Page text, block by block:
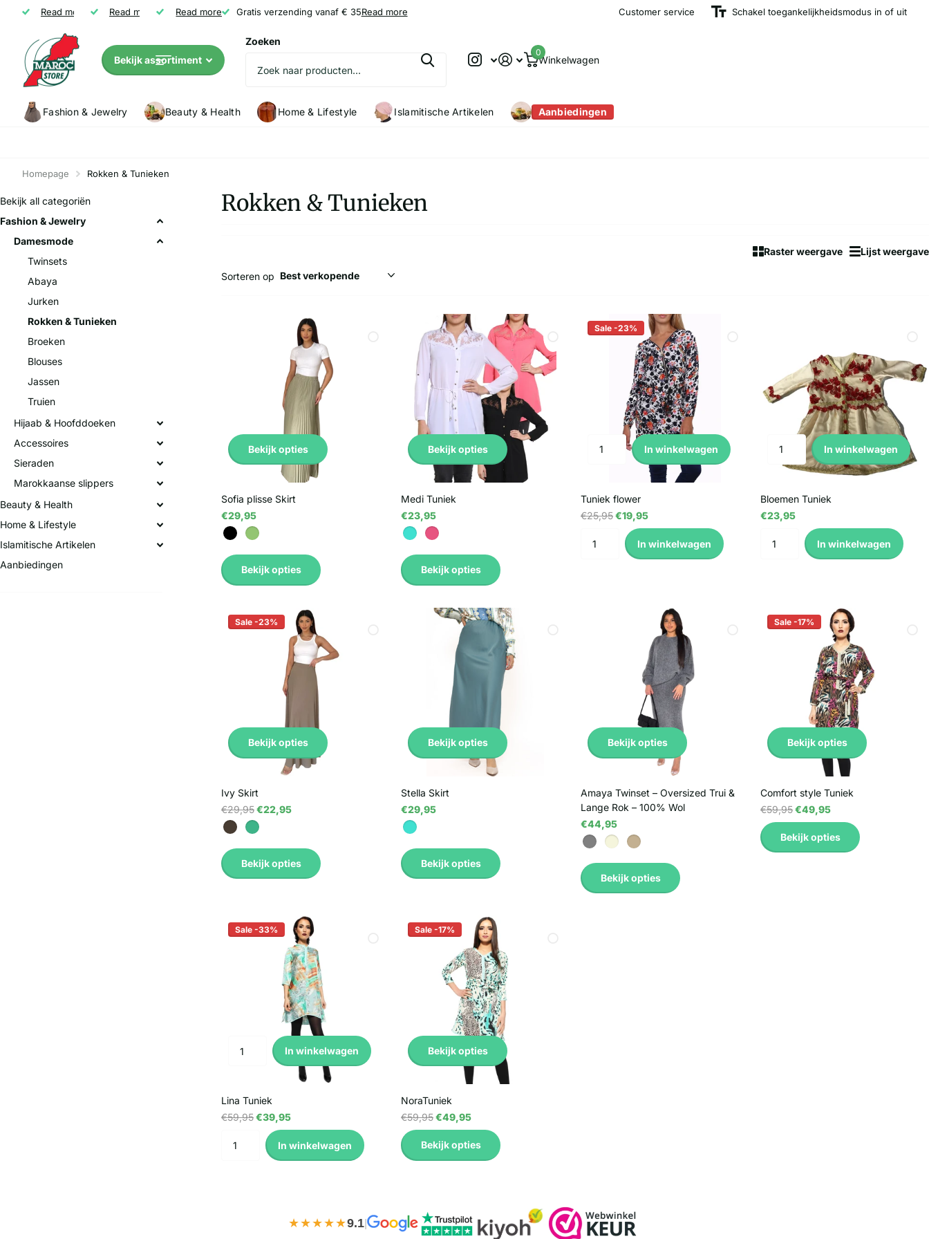
Gratis verzending vanaf € 35
Read more Niet tevreden? Geld terug
Read more Klanten (5147) geven Marocstore een 9.2 /10
Read more 9.2
Gratis verzending vanaf € 35Read more Customer service Schakel toegankelijkheidsmodus in of uit
Bekijk assortiment
Zoeken
Winkelwagen
0
Fashion & Jewelry Beauty & Health Home & Lifestyle Islamitische Artikelen Aanbiedingen
Homepage Rokken & Tunieken
Rokken & Tunieken
Raster weergave Lijst weergave
Sorteren op
Bekijk opties
Sofia plisse Skirt
€29,95
Bekijk opties
Bekijk opties
Medi Tuniek
€23,95
Bekijk opties
Sale -23%
In winkelwagen
Tuniek flower
€25,95€19,95
In winkelwagen
In winkelwagen
Bloemen Tuniek
€23,95
In winkelwagen
Sale -23%
Bekijk opties
Ivy Skirt
€29,95€22,95
Bekijk opties
Bekijk opties
Stella Skirt
€29,95
Bekijk opties
Bekijk opties
Amaya Twinset – Oversized Trui &
Lange Rok – 100% Wol
€44,95
Bekijk opties
Sale -17%
Bekijk opties
Comfort style Tuniek
€59,95€49,95
Bekijk opties
Sale -33%
In winkelwagen
Lina Tuniek
€59,95€39,95
In winkelwagen
Sale -17%
Bekijk opties
NoraTuniek
€59,95€49,95
Bekijk opties
Bekijk all categoriën
Fashion & Jewelry
Damesmode
Twinsets
Abaya
Jurken
Rokken & Tunieken
Broeken
Blouses
Jassen
Truien
Hijaab & Hoofddoeken
Accessoires
Sieraden
Marokkaanse slippers
Beauty & Health
Home & Lifestyle
Islamitische Artikelen
Aanbiedingen
★★★★★9.1|